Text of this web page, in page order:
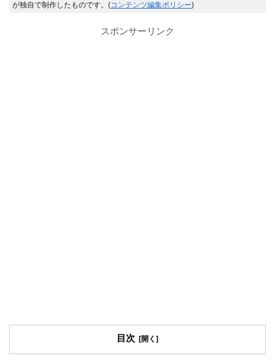
が独自で制作したものです。(コンテンツ編集ポリシー)
スポンサーリンク
目次